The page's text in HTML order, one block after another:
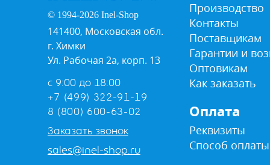
© 1994-2026 Inel-Shop
141400, Московская обл.
г. Химки
Ул. Рабочая 2а, корп. 13
с 9:00 до 18:00
+7 (499) 322-91-19
8 (800) 600-63-02
Заказать звонок
sales@inel-shop.ru
Производство
Контакты
Поставщикам
Гарантии и
Оптовикам
Как заказать
Оплата
Реквизиты
Способ оплаты